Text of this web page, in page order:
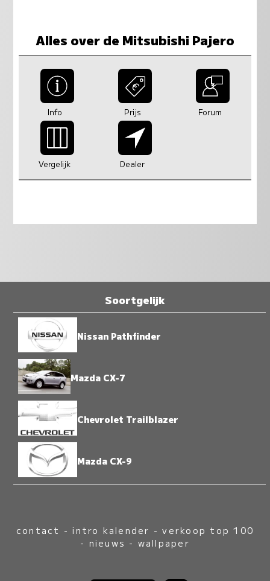
Alles over de Mitsubishi Pajero
Info Prijs Forum
Vergelijk Dealer
Soortgelijk
Nissan Pathfinder
Mazda CX-7
Chevrolet Trailblazer
Mazda CX-9
contact -intro kalender -verkoop top 100
- nieuws - wallpaper